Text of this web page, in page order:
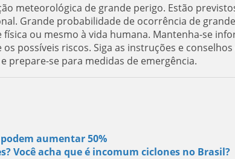
meteorológica de grande perigo. Estão
Grande probabilidade de ocorrência de
ou mesmo à vida humana. Mantenha-se
possíveis riscos. Siga as instruções e conselhos
prepare-se para medidas de emergência.
aumentar 50%
Você acha que é incomum ciclones no Brasil?